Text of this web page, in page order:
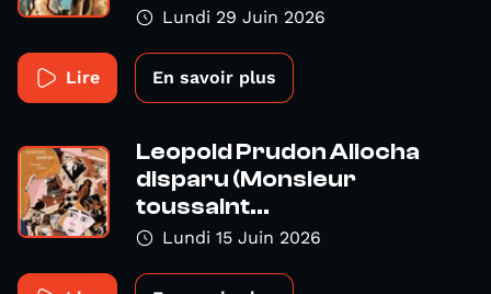
Lundi 29 Juin 2026
Lire En savoir plus
Leopold Prudon Aliocha
disparu (Monsieur
toussaint...
Lundi 15 Juin 2026